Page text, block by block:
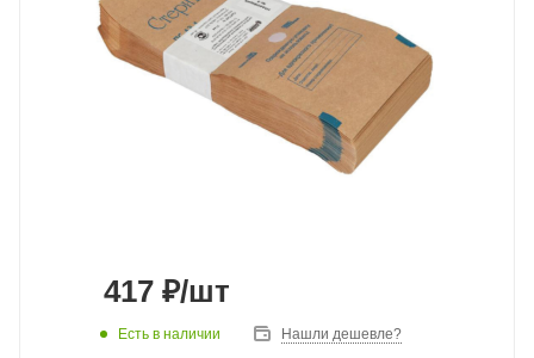
417 ₽/шт
Есть в наличии Нашли дешевле?